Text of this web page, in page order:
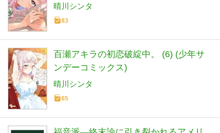
晴川シンタ
83
百瀬アキラの初恋破綻中。 (6) (少年サ
ンデーコミックス)
晴川シンタ
65